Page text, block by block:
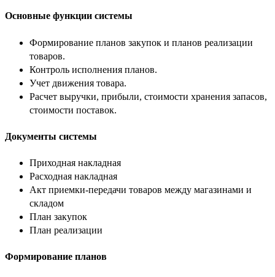
Основные функции системы
Формирование планов закупок и планов реализации
товаров.
Контроль исполнения планов.
Учет движения товара.
Расчет выручки, прибыли, стоимости хранения запасов,
стоимости поставок.
Документы системы
Приходная накладная
Расходная накладная
Акт приемки-передачи товаров между магазинами и
складом
План закупок
План реализации
Формирование планов